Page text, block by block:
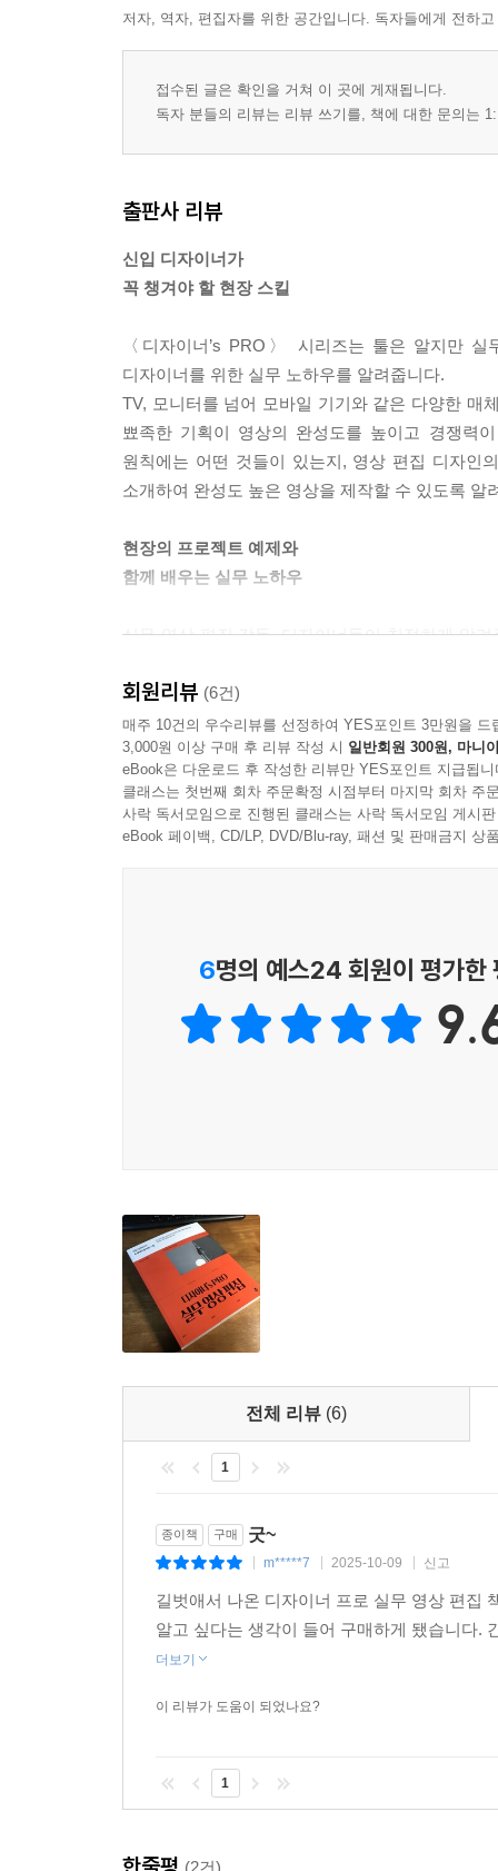
저자, 역자, 편집자를 위한 공간입니다. 독자들에게 전하
접수된 글은 확인을 거쳐 이 곳에 게재됩니다.
독자 분들의 리뷰는 리뷰 쓰기를, 책에 대한 문의는
출판사 리뷰
신입 디자이너가
꼭 챙겨야 할 현장 스킬
〈디자이너’s PRO〉 시리즈는 툴은 알지만
디자이너를 위한 실무 노하우를 알려줍니다.
TV, 모니터를 넘어 모바일 기기와 같은 다양한 매
뾰족한 기획이 영상의 완성도를 높이고 경쟁력
원칙에는 어떤 것들이 있는지, 영상 편집 디자인
소개하여 완성도 높은 영상을 제작할 수 있도록 알
현장의 프로젝트 예제와
함께 배우는 실무 노하우
실무 영상 편집 감독, 디자이너들이 친절하게 알
실무에서 만날 수 있는 프로젝트를 따라하기 예
실무 노하우를 알려줍니다. 또 프로젝트에 따라
편집하고 애프터로 이펙트 및 모션 그래픽을 디자
현장의 프로젝트를 경험할 수 있고 프로젝트에
회원리뷰 (6건)
매주 10건의 우수리뷰를 선정하여 YES포인트 3만원을 드
3,000원 이상 구매 후 리뷰 작성 시 일반회원 300원, 마니
eBook은 다운로드 후 작성한 리뷰만 YES포인트 지급됩니
클래스는 첫번째 회차 주문확정 시점부터 마지막 회차 주
사락 독서모임으로 진행된 클래스는 사락 독서모임 게시
eBook 페이백, CD/LP, DVD/Blu-ray, 패션 및 판매금지 상
6명의 예스24 회원이 평가한
전체 리뷰 (6)
1
종이책 구매 굿~
m*****7 2025-10-09 신고
길벗애서 나온 디자이너 프로 실무 영상 편집
알고 싶다는 생각이 들어 구매하게 됐습니다.
더보기
이 리뷰가 도움이 되었나요?
1
(2건)